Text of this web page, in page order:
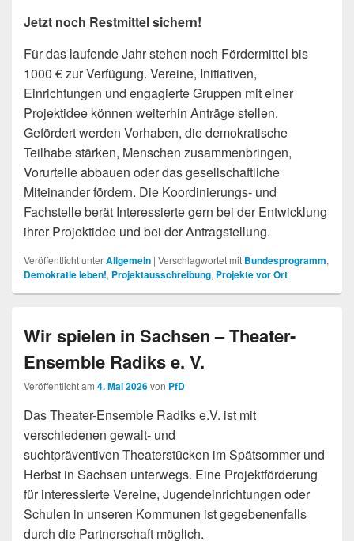
Jetzt noch Restmittel sichern!
Für das laufende Jahr stehen noch Fördermittel bis
1000 € zur Verfügung. Vereine, Initiativen,
Einrichtungen und engagierte Gruppen mit einer
Projektidee können weiterhin Anträge stellen.
Gefördert werden Vorhaben, die demokratische
Teilhabe stärken, Menschen zusammenbringen,
Vorurteile abbauen oder das gesellschaftliche
Miteinander fördern. Die Koordinierungs- und
Fachstelle berät Interessierte gern bei der Entwicklung
ihrer Projektidee und bei der Antragstellung.
Veröffentlicht unterAllgemein | Verschlagwortet mit Bundesprogramm,
Demokratie leben!, Projektausschreibung, Projekte vor Ort
Wir spielen in Sachsen – Theater-
Ensemble Radiks e. V.
Veröffentlicht am 4. Mai 2026von PfD
Das Theater-Ensemble Radiks e.V. ist mit
verschiedenen gewalt- und
suchtpräventiven Theaterstücken im Spätsommer und
Herbst in Sachsen unterwegs. Eine Projektförderung
für interessierte Vereine, Jugendeinrichtungen oder
Schulen in unseren Kommunen ist gegebenenfalls
durch die Partnerschaft möglich.